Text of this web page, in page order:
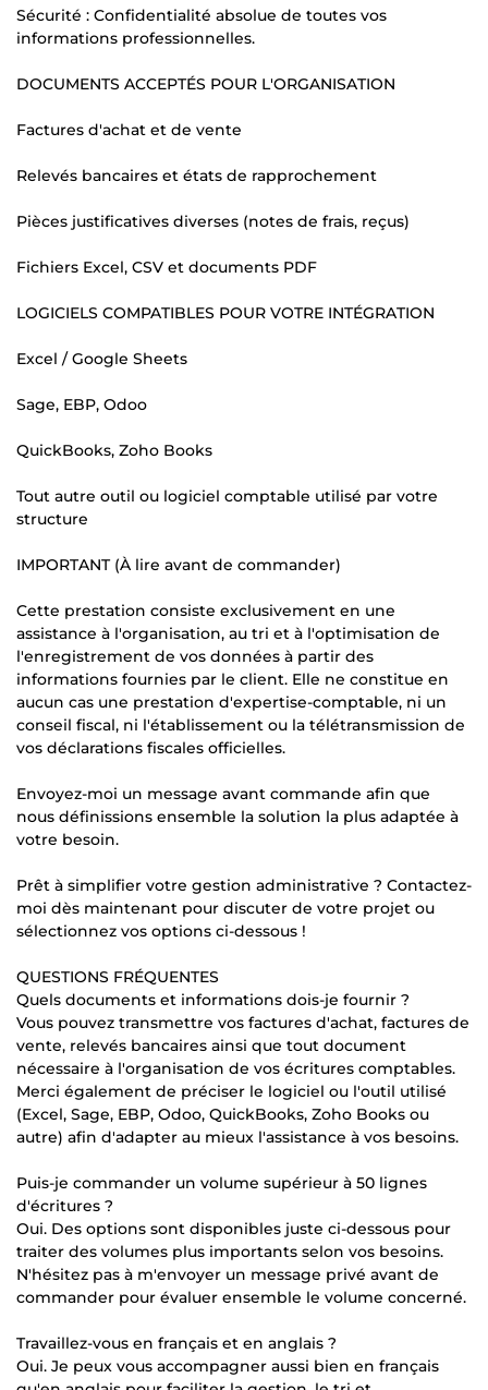
Sécurité : Confidentialité absolue de toutes vos
informations professionnelles.
DOCUMENTS ACCEPTÉS POUR L'ORGANISATION
Factures d'achat et de vente
Relevés bancaires et états de rapprochement
Pièces justificatives diverses (notes de frais, reçus)
Fichiers Excel, CSV et documents PDF
LOGICIELS COMPATIBLES POUR VOTRE INTÉGRATION
Excel / Google Sheets
Sage, EBP, Odoo
QuickBooks, Zoho Books
Tout autre outil ou logiciel comptable utilisé par votre
structure
IMPORTANT (À lire avant de commander)
Cette prestation consiste exclusivement en une
assistance à l'organisation, au tri et à l'optimisation de
l'enregistrement de vos données à partir des
informations fournies par le client. Elle ne constitue en
aucun cas une prestation d'expertise-comptable, ni un
conseil fiscal, ni l'établissement ou la télétransmission de
vos déclarations fiscales officielles.
Envoyez-moi un message avant commande afin que
nous définissions ensemble la solution la plus adaptée à
votre besoin.
Prêt à simplifier votre gestion administrative ? Contactez-
moi dès maintenant pour discuter de votre projet ou
sélectionnez vos options ci-dessous !
QUESTIONS FRÉQUENTES
Quels documents et informations dois-je fournir ?
Vous pouvez transmettre vos factures d'achat, factures de
vente, relevés bancaires ainsi que tout document
nécessaire à l'organisation de vos écritures comptables.
Merci également de préciser le logiciel ou l'outil utilisé
(Excel, Sage, EBP, Odoo, QuickBooks, Zoho Books ou
autre) afin d'adapter au mieux l'assistance à vos besoins.
Puis-je commander un volume supérieur à 50 lignes
d'écritures ?
Oui. Des options sont disponibles juste ci-dessous pour
traiter des volumes plus importants selon vos besoins.
N'hésitez pas à m'envoyer un message privé avant de
commander pour évaluer ensemble le volume concerné.
Travaillez-vous en français et en anglais ?
Oui. Je peux vous accompagner aussi bien en français